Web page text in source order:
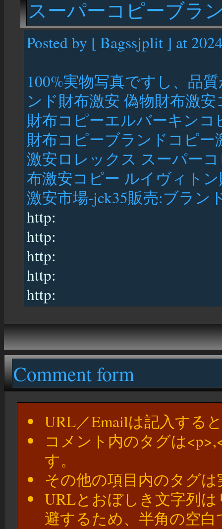
スーパーコピーブラ
Posted by [ Bagssjplit ] at
100%実物写真ですし、品
ンド財布激安 偽物財布激
財布コピーエルバーキン
財布コピーブランドコピ
激安ロレックス スーパー
布激安コピー ルイヴィト
激安市場-jck35販売:ブラ
http:
http:
http:
http:
http:
Comment form
URL／Emailは記入する
コメント内のタグは
す。
その他の項目内のタグ
URLとおぼしき文字列
避するため、半角の空